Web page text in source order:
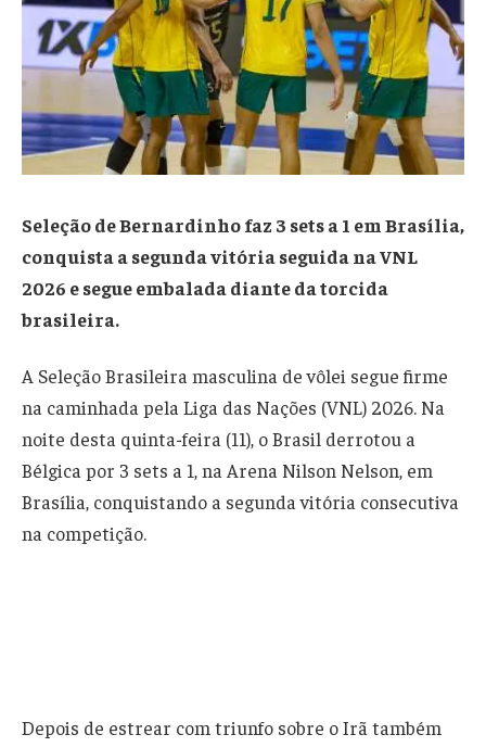
Seleção de Bernardinho faz 3 sets a 1 em Brasília,
conquista a segunda vitória seguida na VNL
2026 e segue embalada diante da torcida
brasileira.
A Seleção Brasileira masculina de vôlei segue firme
na caminhada pela Liga das Nações (VNL) 2026. Na
noite desta quinta-feira (11), o Brasil derrotou a
Bélgica por 3 sets a 1, na Arena Nilson Nelson, em
Brasília, conquistando a segunda vitória consecutiva
na competição.
Depois de estrear com triunfo sobre o Irã também